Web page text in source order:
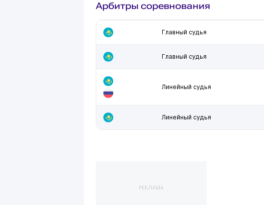
Арбитры соревнования
Главный судья
Главный судья
Линейный судья
Линейный судья
РЕКЛАМА